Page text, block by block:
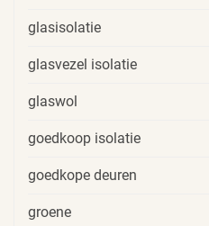
glasisolatie
glasvezel isolatie
glaswol
goedkoop isolatie
goedkope deuren
groene